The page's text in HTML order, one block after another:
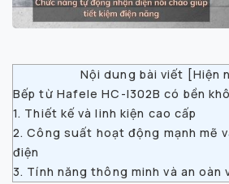
Nội dung bài viết [Hiện
Bếp từ Hafele HC-I302B có bền
1. Thiết kế và linh kiện cao cấp
2. Công suất hoạt động mạnh mẽ
điện
3. Tính năng thông minh và an oàn